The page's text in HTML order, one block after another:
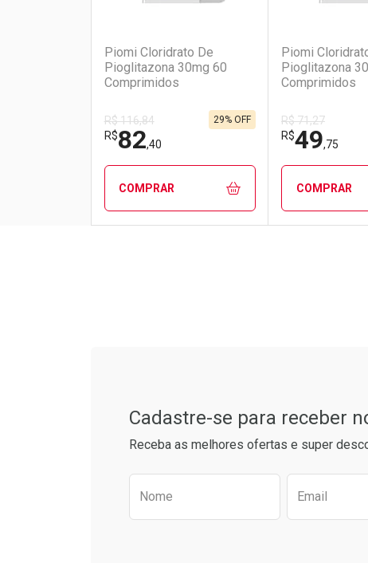
Piomi Cloridrato De
Pioglitazona 30mg 60
Comprimidos
R$ 116,84
R$82,40
29% OFF
COMPRAR
Ativar Desconto
Piomi
Pioglitazona
Comprimidos
R$ 71,27
R$49,75
COMPRAR
Cadastre-se para receber
Receba as melhores ofertas e super
Preencha o formulário
Nome Email